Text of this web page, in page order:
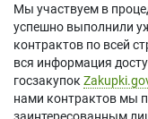
Мы участвуем в
успешно выполнили
контрактов по всей
вся информация
госзакупок
нами контрактов мы